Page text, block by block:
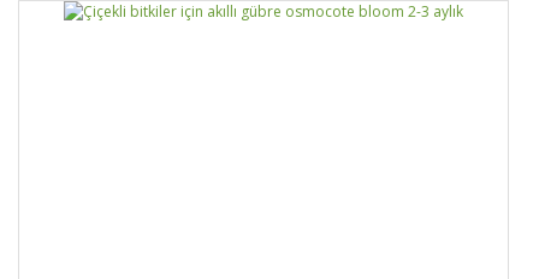
Yorum Yaz